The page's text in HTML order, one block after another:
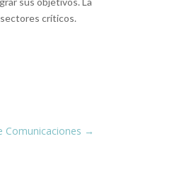
críticos.
Comunicaciones →